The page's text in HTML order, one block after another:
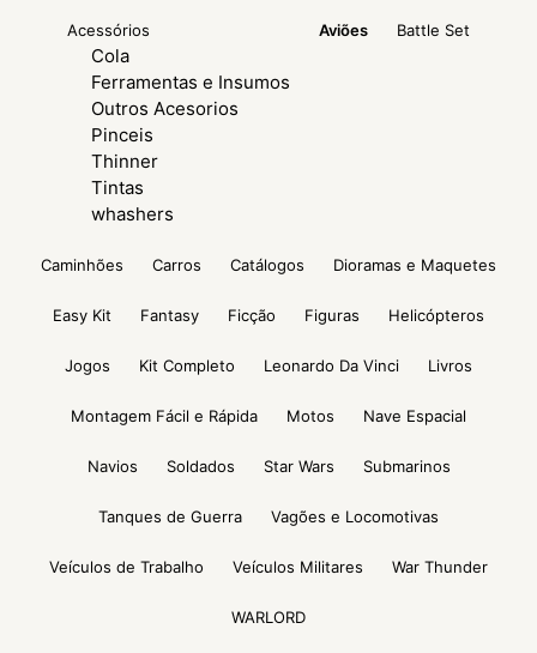
Acessórios
Cola
Ferramentas e Insumos
Outros Acesorios
Pinceis
Thinner
Tintas
whashers
Aviões Battle Set
Caminhões Carros Catálogos Dioramas e Maquetes
Easy Kit Fantasy Ficção Figuras Helicópteros
Jogos Kit Completo Leonardo Da Vinci Livros
Montagem Fácil e Rápida Motos Nave Espacial
Navios Soldados Star Wars Submarinos
Tanques de Guerra Vagões e Locomotivas
Veículos de Trabalho Veículos Militares War Thunder
WARLORD